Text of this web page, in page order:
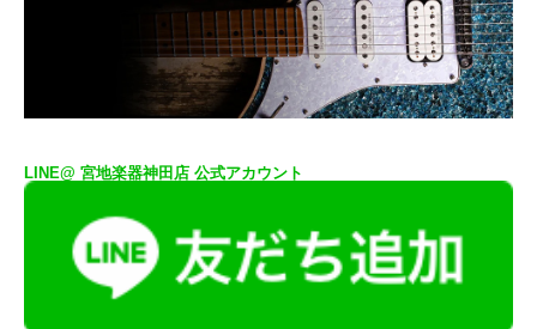
LINE@ 宮地楽器神田店 公式アカウント